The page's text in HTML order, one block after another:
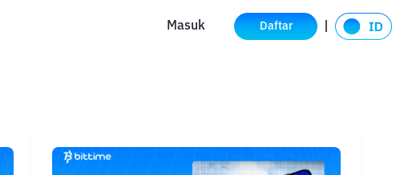
Masuk Daftar